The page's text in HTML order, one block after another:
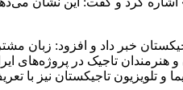
خبر داد و افزود: زبان
تاجیک در پروژه‌های
تاجیکستان نیز با